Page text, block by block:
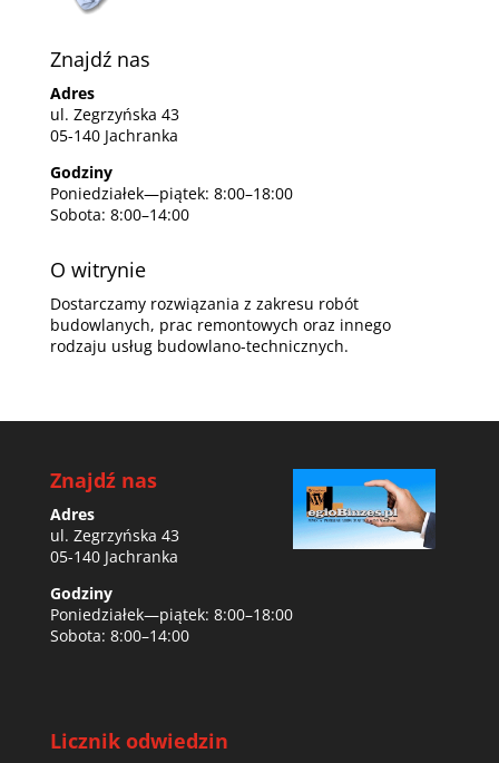
Znajdź nas
Adres
ul. Zegrzyńska 43
05-140 Jachranka
Godziny
Poniedziałek—piątek: 8:00–18:00
Sobota: 8:00–14:00
O witrynie
Dostarczamy rozwiązania z zakresu robót
budowlanych, prac remontowych oraz innego
rodzaju usług budowlano-technicznych.
Znajdź nas
Adres
ul. Zegrzyńska 43
05-140 Jachranka
Godziny
Poniedziałek—piątek: 8:00–18:00
Sobota: 8:00–14:00
Licznik odwiedzin